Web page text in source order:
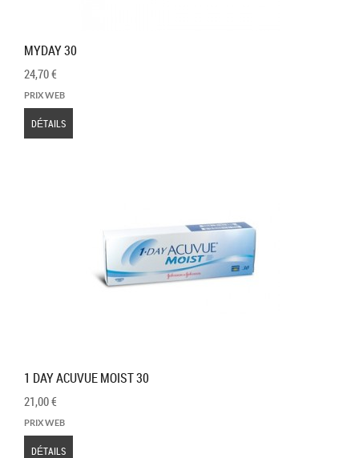
MYDAY 30
24,70 €
PRIX WEB
DÉTAILS
1 DAY ACUVUE MOIST 30
21,00 €
PRIX WEB
DÉTAILS